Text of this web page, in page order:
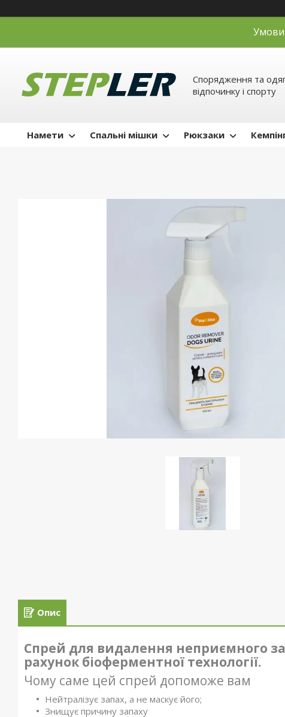
Умови
Спорядження та
відпочинку і спорту
Намети Спальні мішки Рюкзаки
Опис
Спрей для видалення неприємного
рахунок біоферментної технології.
Чому саме цей спрей допоможе вам
Нейтралізує запах, а не маскує його;
Знищує причину запаху